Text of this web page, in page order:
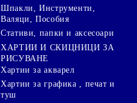
Шпакли, Инструменти,
Валяци, Пособия
Стативи, папки и аксесоари
ХАРТИИ И СКИЦНИЦИ ЗА
РИСУВАНЕ
Хартии за акварел
Хартии за графика , печат и
туш